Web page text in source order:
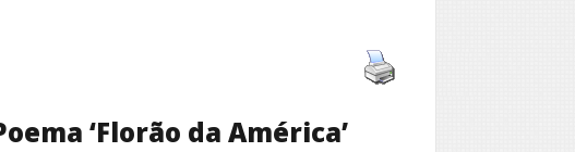
‘Florão da América’